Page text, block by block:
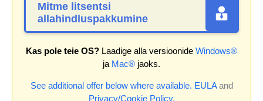
Mitme litsentsi
allahindluspakkumine
Kas pole teie OS? Laadige alla versioonide Windows®
ja Mac® jaoks.
See additional offer below where available. EULAand
Privacy/Cookie Policy.